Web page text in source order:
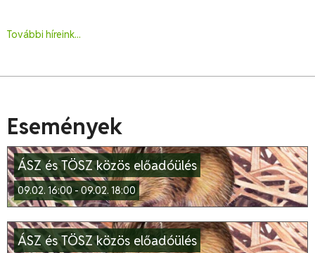
További híreink...
Események
ÁSZ és TÖSZ közös előadóülés
09.02. 16:00 - 09.02. 18:00
ÁSZ és TÖSZ közös előadóülés